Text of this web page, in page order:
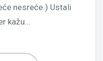
nesreće.) Ustali
kažu…